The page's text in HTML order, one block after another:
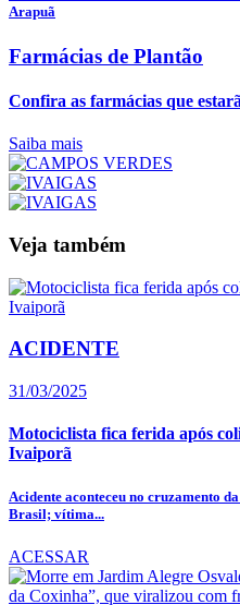
Arapuã
Farmácias de Plantão
Confira as farmácias que
Saiba mais
Veja também
ACIDENTE
31/03/2025
Motociclista fica ferida após
Ivaiporã
Acidente aconteceu no cruzamento
Brasil; vítima...
ACESSAR